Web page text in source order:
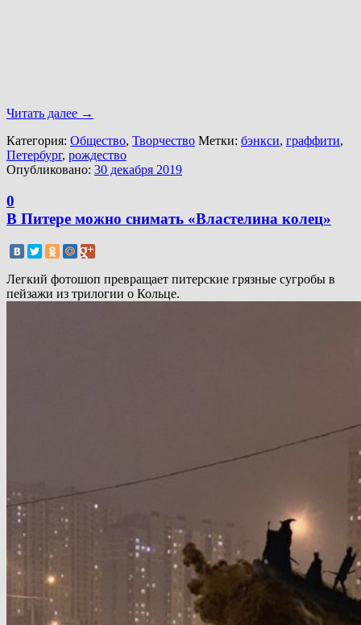
Читать далее →
Категория: Общество, Творчество Метки: бэнкси, граффити,
Петербург, рождество
Опубликовано: 30 декабря 2019
0
В Питере можно снимать «Властелина колец»
Легкий фотошоп превращает питерские грязные сугробы в
пейзажи из трилогии о Кольце.